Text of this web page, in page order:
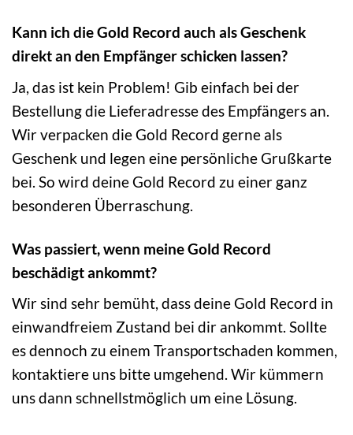
Kann ich die Gold Record auch als Geschenk
direkt an den Empfänger schicken lassen?
Ja, das ist kein Problem! Gib einfach bei der
Bestellung die Lieferadresse des Empfängers an.
Wir verpacken die Gold Record gerne als
Geschenk und legen eine persönliche Grußkarte
bei. So wird deine Gold Record zu einer ganz
besonderen Überraschung.
Was passiert, wenn meine Gold Record
beschädigt ankommt?
Wir sind sehr bemüht, dass deine Gold Record in
einwandfreiem Zustand bei dir ankommt. Sollte
es dennoch zu einem Transportschaden kommen,
kontaktiere uns bitte umgehend. Wir kümmern
uns dann schnellstmöglich um eine Lösung.